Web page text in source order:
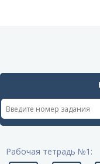
Рабочая тетрадь №1: